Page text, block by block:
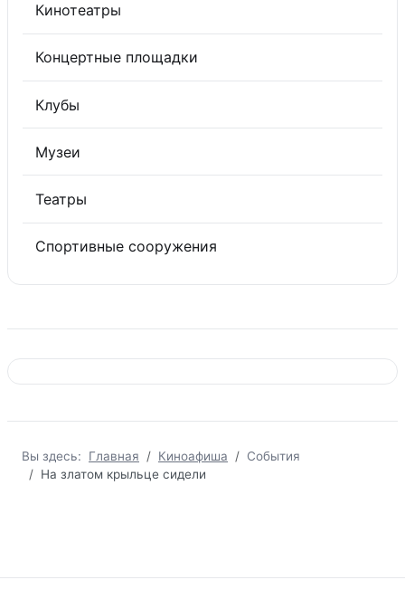
Кинотеатры
Концертные площадки
Клубы
Музеи
Театры
Спортивные сооружения
Вы здесь: Главная Киноафиша
События
На златом крыльце сидели